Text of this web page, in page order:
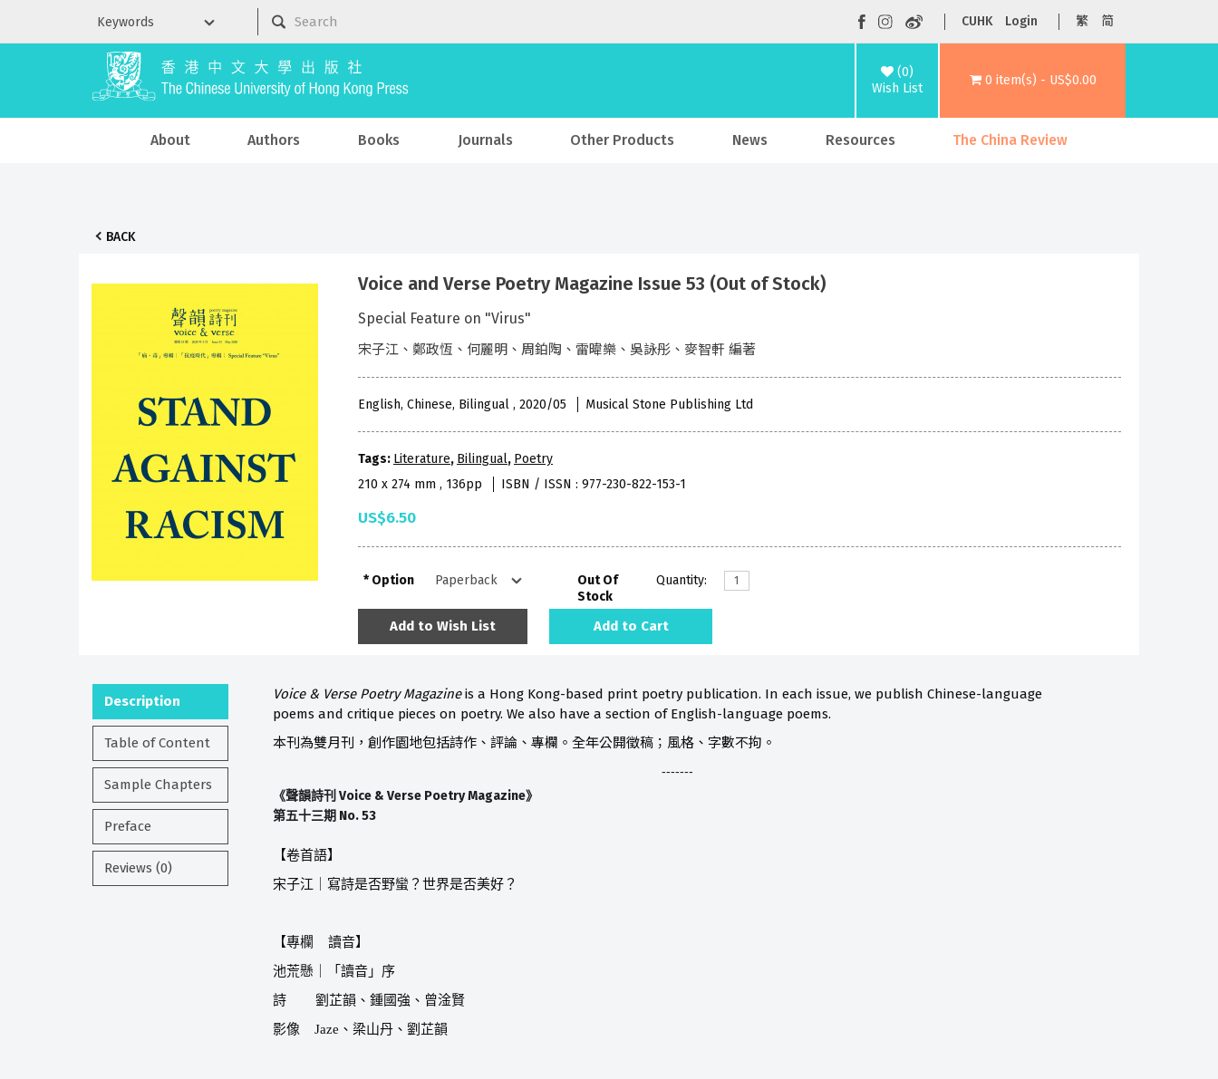
CUHK Login 繁 简
(0)
Wish List
0 item(s) - US$0.00
About Authors Books Journals Other Products News Resources The China Review
BACK
Voice and Verse Poetry Magazine Issue 53 (Out of Stock)
Special Feature on "Virus"
宋子江、鄭政恆、何麗明、周鉑陶、雷暐樂、吳詠彤、麥智軒 編著
English, Chinese, Bilingual , 2020/05 Musical Stone Publishing Ltd
Tags: Literature, Bilingual, Poetry
210 x 274 mm , 136pp
ISBN / ISSN : 977-230-822-153-1
US$6.50
Option
Out Of
Stock
Quantity:
Add to Wish List Add to Cart
Description
Table of Content
Sample Chapters
Preface
Reviews (0)
Voice & Verse Poetry Magazineis a Hong Kong-based print poetry publication. In each issue, we publish Chinese-language
poems and critique pieces on poetry. We also have a section of English-language poems.
本刊為雙月刊，創作園地包括詩作、評論、專欄。全年公開徵稿；風格、字數不拘。
-------
《聲韻詩刊 Voice & Verse Poetry Magazine》
第五十三期 No. 53
【卷首語】
宋子江｜寫詩是否野蠻？世界是否美好？
【專欄
讀音】
池荒懸｜「讀音」序
詩
劉芷韻、鍾國強、曾淦賢
影像 Jaze 、梁山丹、劉芷韻